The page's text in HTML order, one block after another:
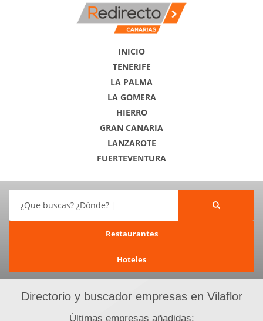
INICIO
TENERIFE
LA PALMA
LA GOMERA
HIERRO
GRAN CANARIA
LANZAROTE
FUERTEVENTURA
¿Que buscas? ¿Dónde?
Restaurantes
Hoteles
Directorio y buscador empresas en Vilaflor
Últimas empresas añadidas: